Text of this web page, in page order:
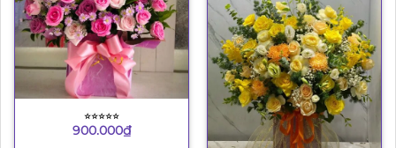
⭐︎⭐︎⭐︎⭐︎⭐︎
900.000₫